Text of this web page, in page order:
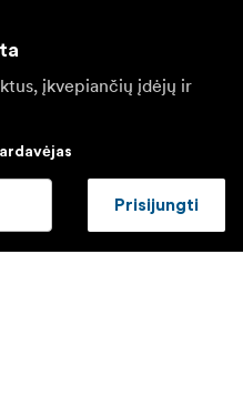
įkvepiančių įdėjų ir
Prisijungti